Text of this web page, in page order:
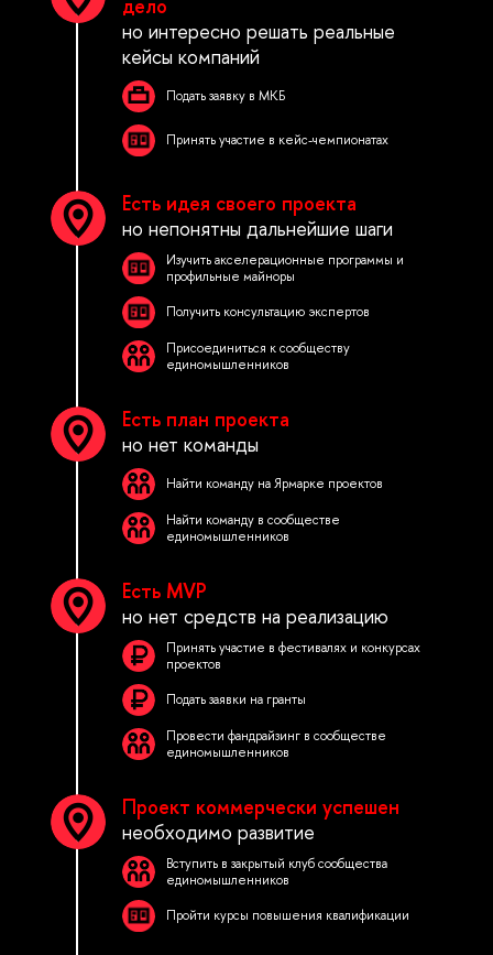
дело
но интересно решать реальные
кейсы компаний
Подать заявку в МКБ
Принять участие в кейс-чемпионатах
Есть идея своего проекта
но непонятны дальнейшие шаги
Изучить акселерационные программы и
профильные майноры
Получить консультацию экспертов
Присоединиться к сообществу
единомышленников
Есть план проекта
но нет команды
Найти команду на Ярмарке проектов
Найти команду в сообществе
единомышленников
Есть MVP
но нет средств на реализацию
Принять участие в фестивалях и конкурсах
проектов
Подать заявки на гранты
Провести фандрайзинг в сообществе
единомышленников
Проект коммерчески успешен
необходимо развитие
Вступить в закрытый клуб сообщества
единомышленников
Пройти курсы повышения квалификации